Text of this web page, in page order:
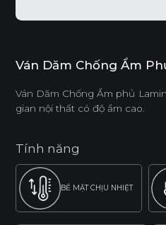
Ván Dăm Chống Ẩm
Ván Dăm Chống Ẩm phủ
gian nội thất có độ ẩm cao.
Tính năng
BỀ MẶT CHỊU NHIỆT